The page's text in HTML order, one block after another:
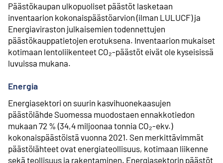
Päästökaupan ulkopuoliset päästöt lasketaan
inventaarion kokonaispäästöarvion (ilman LULUCF) ja
Energiaviraston julkaisemien todennettujen
päästökauppatietojen erotuksena. Inventaarion mukaiset
kotimaan lentoliikenteet CO₂-päästöt eivät ole kyseisissä
luvuissa mukana.
Energia
Energiasektori on suurin kasvihuonekaasujen
päästölähde Suomessa muodostaen ennakkotiedon
mukaan 72 % (34,4 miljoonaa tonnia CO₂-ekv.)
kokonaispäästöistä vuonna 2021. Sen merkittävimmät
päästölähteet ovat energiateollisuus, kotimaan liikenne
sekä teollisuus ja rakentaminen. Energiasektorin päästöt